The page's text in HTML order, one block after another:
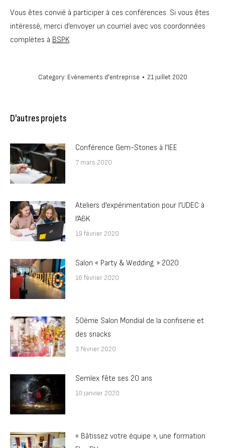
Vous êtes convié à participer à ces conférences. Si vous êtes
intéressé, merci d’envoyer un courriel avec vos coordonnées
complètes à BSPK
Category: Evénements d'entreprise 21 juillet 2020
D'autres projets
Conférence Gem-Stones à l’IEE
7 mars 2020
Ateliers d’expérimentation pour l’UDEC à
l’A6K
19 février 2020
Salon « Party & Wedding » 2020
16 février 2020
50ème Salon Mondial de la confiserie et
des snacks
3 février 2020
Semlex fête ses 20 ans
10 janvier 2020
« Bâtissez votre équipe », une formation